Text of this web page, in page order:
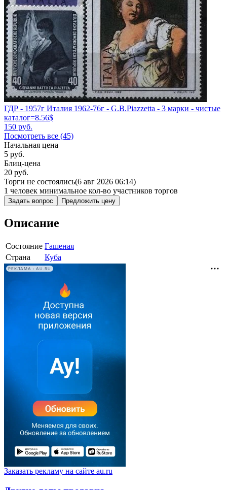
ГДР - 1957г Италия 1962-76г - G.B.Piazzetta - 3 марки - чистые
каталог=8.56$
150 руб.
Посмотреть все (45)
Начальная цена
5 руб.
Блиц-цена
20 руб.
Торги не состоялись(6 авг 2026 06:14)
1 человек минимальное кол-во участников торгов
Задать вопрос Предложить цену
Описание
Состояние Гашеная
Страна
Куба
РЕКЛАМА • AU.RU
Заказать рекламу на сайте au.ru